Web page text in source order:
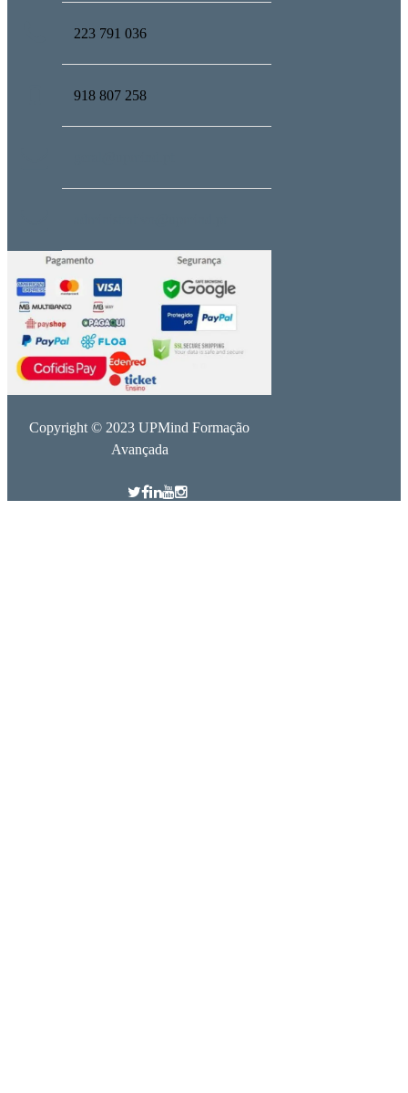
223 791 036
918 807 258
Copyright © 2023 UPMind Formação
Avançada